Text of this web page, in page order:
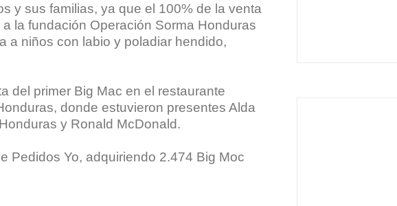
y sus familias, ya que el 100% de la venta
la fundación Operación Sorma Honduras
a niños con labio y poladiar hendido,
del primer Big Mac en el restaurante
donde estuvieron presentes Alda
y Ronald McDonald.
Pedidos Yo, adquiriendo 2.474 Big Moc